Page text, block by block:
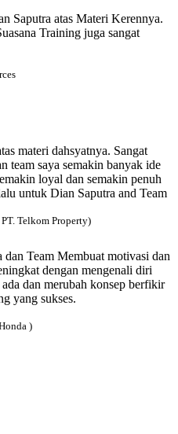
Saputra atas Materi Kerennya.
Training juga sangat
materi dahsyatnya. Sangat
team saya semakin banyak ide
loyal dan semakin penuh
untuk Dian Saputra and Team
Telkom Property)
Team Membuat motivasi dan
dengan mengenali diri
dan merubah konsep berfikir
yang sukses.
)